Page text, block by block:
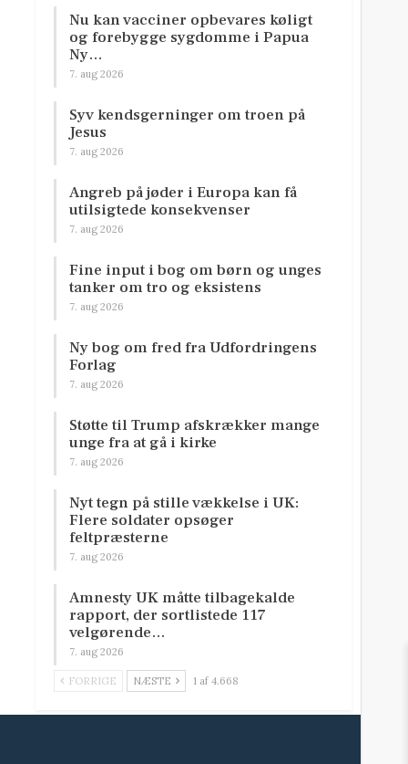
Nu kan vacciner opbevares køligt
og forebygge sygdomme i Papua
Ny…
7. aug 2026
Syv kendsgerninger om troen på
Jesus
7. aug 2026
Angreb på jøder i Europa kan få
utilsigtede konsekvenser
7. aug 2026
Fine input i bog om børn og unges
tanker om tro og eksistens
7. aug 2026
Ny bog om fred fra Udfordringens
Forlag
7. aug 2026
Støtte til Trump afskrækker mange
unge fra at gå i kirke
7. aug 2026
Nyt tegn på stille vækkelse i UK:
Flere soldater opsøger
feltpræsterne
7. aug 2026
Amnesty UK måtte tilbagekalde
rapport, der sortlistede 117
velgørende…
7. aug 2026
FORRIGE NÆSTE 1 af 4.668